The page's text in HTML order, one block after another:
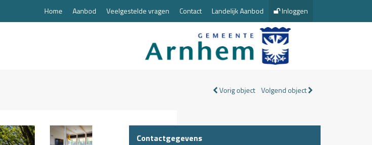
Home Aanbod Veelgestelde vragen Contact Landelijk Aanbod Inloggen
Vorig object Volgend object
Contactgegevens